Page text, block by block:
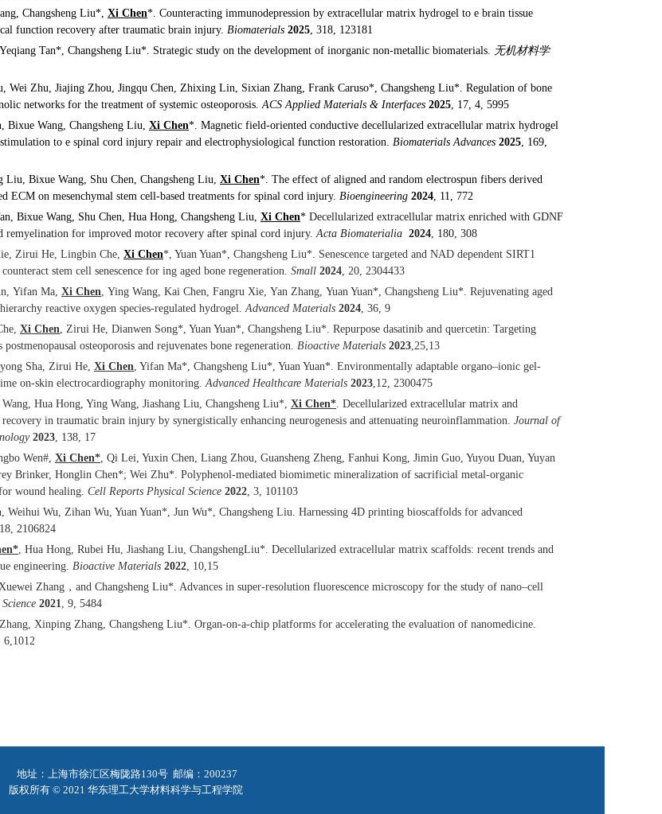
Changsheng Liu*, Xi Chen*. Counteracting immunodepression by extracellular matrix hydrogel to e brain tissue
function recovery after traumatic brain injury. Biomaterials 2025, 318, 123181
Yeqiang Tan*, Changsheng Liu*. Strategic study on the development of inorganic non-metallic biomaterials. 无机材料学
Wei Zhu, Jiajing Zhou, Jingqu Chen, Zhixing Lin, Sixian Zhang, Frank Caruso*, Changsheng Liu*. Regulation of bone
networks for the treatment of systemic osteoporosis.ACS Applied Materials & Interfaces 2025, 17, 4, 5995
Bixue Wang, Changsheng Liu, Xi Chen*. Magnetic field-oriented conductive decellularized extracellular matrix hydrogel
to e spinal cord injury repair and electrophysiological function restoration. Biomaterials Advances 2025, 169,
Liu, Bixue Wang, Shu Chen, Changsheng Liu, Xi Chen*. The effect of aligned and random electrospun fibers derived
ECM on mesenchymal stem cell-based treatments for spinal cord injury. Bioengineering 2024, 11, 772
Bixue Wang, Shu Chen, Hua Hong, Changsheng Liu, Xi Chen* Decellularized extracellular matrix enriched with GDNF
remyelination for improved motor recovery after spinal cord injury.Acta Biomaterialia 2024, 180, 308
Zirui He, Lingbin Che, Xi Chen*, Yuan Yuan*, Changsheng Liu*. Senescence targeted and NAD dependent SIRT1
stem cell senescence for ing aged bone regeneration. Small 2024, 20, 2304433
, Yifan Ma, Xi Chen, Ying Wang, Kai Chen, Fangru Xie, Yan Zhang, Yuan Yuan*, Changsheng Liu*. Rejuvenating aged
reactive oxygen species-regulated hydrogel.Advanced Materials 2024, 36, 9
Xi Chen, Zirui He, Dianwen Song*, Yuan Yuan*, Changsheng Liu*. Repurpose dasatinib and quercetin: Targeting
postmenopausal osteoporosis and rejuvenates bone regeneration. Bioactive Materials 2023,25,13
Sha, Zirui He, Xi Chen, Yifan Ma*, Changsheng Liu*, Yuan Yuan*. Environmentally adaptable organo–ionic gel-
on-skin electrocardiography monitoring.Advanced Healthcare Materials 2023,12, 2300475
Hua Hong, Ying Wang, Jiashang Liu, Changsheng Liu*, Xi Chen*. Decellularized extracellular matrix and
recovery in traumatic brain injury by synergistically enhancing neurogenesis and attenuating neuroinflammation. Journal of
2023, 138, 17
Wen#, Xi Chen*, Qi Lei, Yuxin Chen, Liang Zhou, Guansheng Zheng, Fanhui Kong, Jimin Guo, Yuyou Duan, Yuyan
Brinker, Honglin Chen*; Wei Zhu*. Polyphenol-mediated biomimetic mineralization of sacrificial metal-organic
wound healing. Cell Reports Physical Science 2022, 3, 101103
Weihui Wu, Zihan Wu, Yuan Yuan*, Jun Wu*, Changsheng Liu. Harnessing 4D printing bioscaffolds for advanced
2106824
, Hua Hong, Rubei Hu, Jiashang Liu, ChangshengLiu*. Decellularized extracellular matrix scaffolds: recent trends and
engineering. Bioactive Materials 2022, 10,15
Zhang，and Changsheng Liu*. Advances in super-resolution fluorescence microscopy for the study of nano–cell
2021, 9, 5484
Xinping Zhang, Changsheng Liu*. Organ-on-a-chip platforms for accelerating the evaluation of nanomedicine.
6,1012
地址：上海市徐汇区梅陇路130号 邮编：200237
版权所有 © 2021 华东理工大学材料科学与工程学院